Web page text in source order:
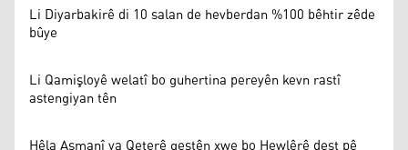
Li Diyarbakirê di 10 salan de hevberdan %100 bêhtir zêde
bûye
Li Qamişloyê welatî bo guhertina pereyên kevn rastî
astengiyan tên